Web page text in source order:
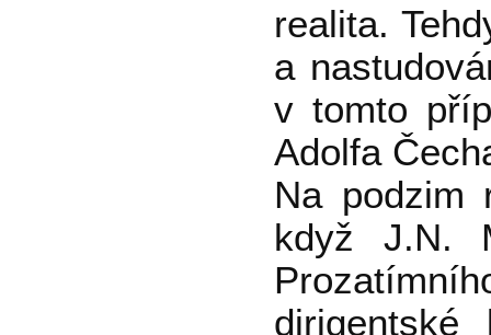
realita.
a
v tomto
Adolfa
Na podzim
když J.N.